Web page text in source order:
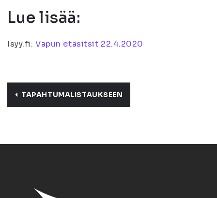
Lue lisää:
Isyy.fi:Vapun etäsitsit 22.4.2020
TAPAHTUMALISTAUKSEEN